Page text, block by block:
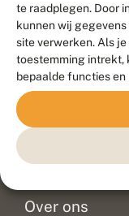
te raadplegen. Door
kunnen wij
site verwerken. Als
toestemming intrekt,
bepaalde functies
Contact
Veelgestelde
Doneer
Over ons
Meld
Duurzaam